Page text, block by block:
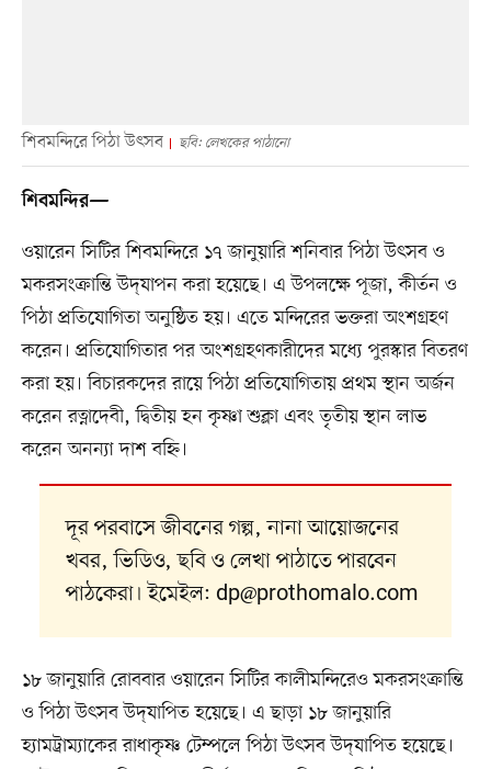
শিবমন্দিরে পিঠা উৎসব ছবি: লেখকের পাঠানো
শিবমন্দির—
ওয়ারেন সিটির শিবমন্দিরে ১৭ জানুয়ারি শনিবার পিঠা উৎসব ও
মকরসংক্রান্তি উদ্‌যাপন করা হয়েছে। এ উপলক্ষে পূজা, কীর্তন ও
পিঠা প্রতিযোগিতা অনুষ্ঠিত হয়। এতে মন্দিরের ভক্তরা অংশগ্রহণ
করেন। প্রতিযোগিতার পর অংশগ্রহণকারীদের মধ্যে পুরস্কার বিতরণ
করা হয়। বিচারকদের রায়ে পিঠা প্রতিযোগিতায় প্রথম স্থান অর্জন
করেন রত্নাদেবী, দ্বিতীয় হন কৃষ্ণা শুক্লা এবং তৃতীয় স্থান লাভ
করেন অনন্যা দাশ বহ্নি।
দূর পরবাসে জীবনের গল্প, নানা আয়োজনের
খবর, ভিডিও, ছবি ও লেখা পাঠাতে পারবেন
পাঠকেরা। ইমেইল: dp@prothomalo.com
১৮ জানুয়ারি রোববার ওয়ারেন সিটির কালীমন্দিরেও মকরসংক্রান্তি
ও পিঠা উৎসব উদ্‌যাপিত হয়েছে। এ ছাড়া ১৮ জানুয়ারি
হ্যামট্রাম্যাকের রাধাকৃষ্ণ টেম্পলে পিঠা উৎসব উদ্‌যাপিত হয়েছে।